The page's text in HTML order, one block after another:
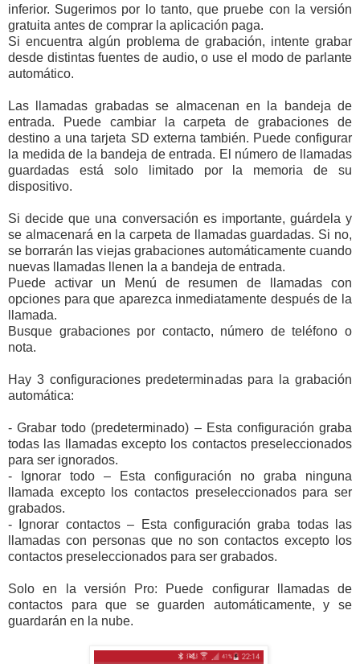
inferior. Sugerimos por lo tanto, que pruebe con la versión
gratuita antes de comprar la aplicación paga.
Si encuentra algún problema de grabación, intente grabar
desde distintas fuentes de audio, o use el modo de parlante
automático.
Las llamadas grabadas se almacenan en la bandeja de
entrada. Puede cambiar la carpeta de grabaciones de
destino a una tarjeta SD externa también. Puede configurar
la medida de la bandeja de entrada. El número de llamadas
guardadas está solo limitado por la memoria de su
dispositivo.
Si decide que una conversación es importante, guárdela y
se almacenará en la carpeta de llamadas guardadas. Si no,
se borrarán las viejas grabaciones automáticamente cuando
nuevas llamadas llenen la a bandeja de entrada.
Puede activar un Menú de resumen de llamadas con
opciones para que aparezca inmediatamente después de la
llamada.
Busque grabaciones por contacto, número de teléfono o
nota.
Hay 3 configuraciones predeterminadas para la grabación
automática:
- Grabar todo (predeterminado) – Esta configuración graba
todas las llamadas excepto los contactos preseleccionados
para ser ignorados.
- Ignorar todo – Esta configuración no graba ninguna
llamada excepto los contactos preseleccionados para ser
grabados.
- Ignorar contactos – Esta configuración graba todas las
llamadas con personas que no son contactos excepto los
contactos preseleccionados para ser grabados.
Solo en la versión Pro: Puede configurar llamadas de
contactos para que se guarden automáticamente, y se
guardarán en la nube.